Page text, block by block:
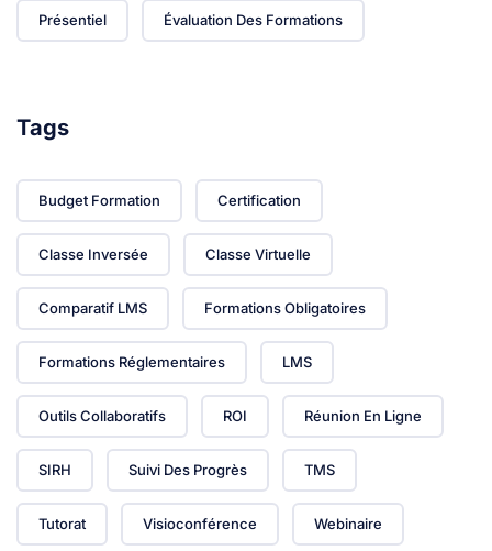
Présentiel Évaluation Des Formations
Tags
Budget Formation Certification
Classe Inversée Classe Virtuelle
Comparatif LMS Formations Obligatoires
Formations Réglementaires LMS
Outils Collaboratifs ROI Réunion En Ligne
SIRH Suivi Des Progrès TMS
Tutorat Visioconférence Webinaire